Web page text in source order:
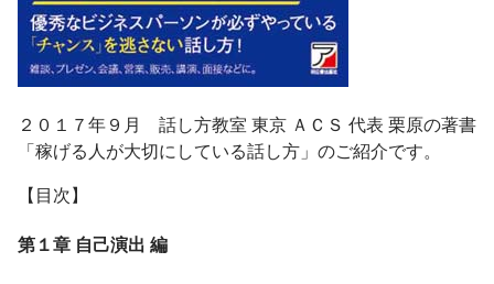
２０１７年９月 話し方教室 東京 ＡＣＳ 代表 栗原の著書
「稼げる人が大切にしている話し方」のご紹介です。
【目次】
第１章 自己演出 編